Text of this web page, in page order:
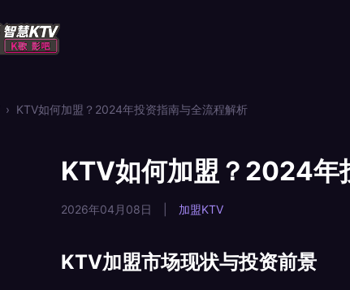
› KTV如何加盟？2024年投资指南与全流程解析
KTV如何加盟？2024年
2026年04月08日 加盟KTV
KTV加盟市场现状与投资前景